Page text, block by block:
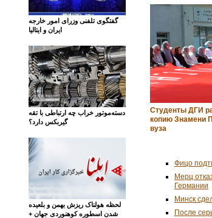
گفتگوی تلفنی وزرای امور خارجه
ایران و ایتالیا
دسته‌موتور خراب چه ارتباطی با تقه
گیربکس دارد؟
لحظه هولناک ریزش بهمن و بلعیده
شدن اسطوره کوهنوردی جهان +
Студенты ДГИ
копию Знамени
вуза
Фицо
Мерц
Германии
Минск
После